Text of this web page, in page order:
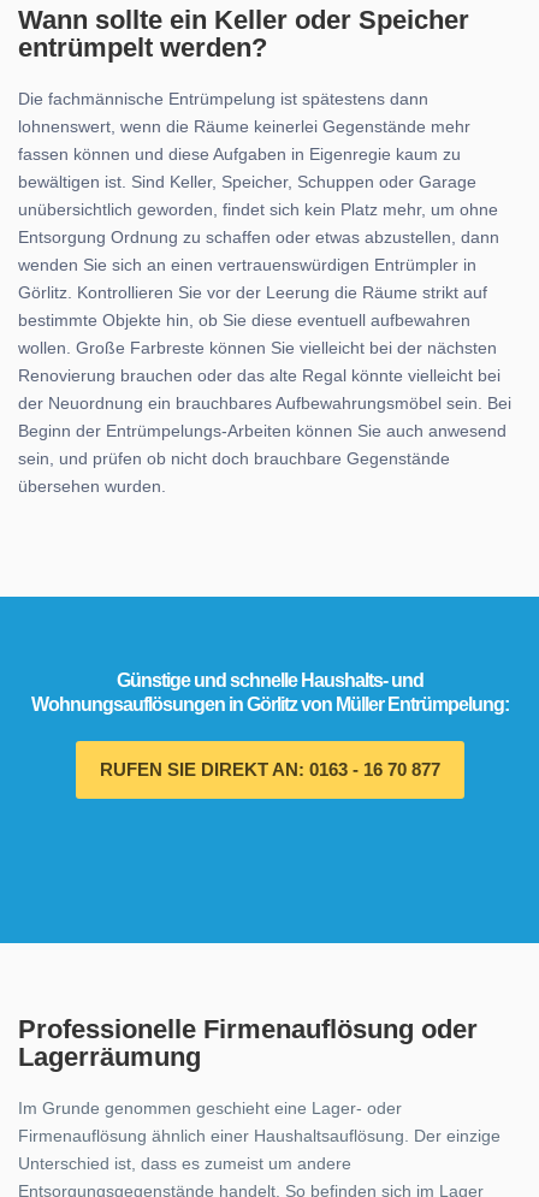
Wann sollte ein Keller oder Speicher
entrümpelt werden?
Die fachmännische Entrümpelung ist spätestens dann
lohnenswert, wenn die Räume keinerlei Gegenstände mehr
fassen können und diese Aufgaben in Eigenregie kaum zu
bewältigen ist. Sind Keller, Speicher, Schuppen oder Garage
unübersichtlich geworden, findet sich kein Platz mehr, um ohne
Entsorgung Ordnung zu schaffen oder etwas abzustellen, dann
wenden Sie sich an einen vertrauenswürdigen Entrümpler in
Görlitz. Kontrollieren Sie vor der Leerung die Räume strikt auf
bestimmte Objekte hin, ob Sie diese eventuell aufbewahren
wollen. Große Farbreste können Sie vielleicht bei der nächsten
Renovierung brauchen oder das alte Regal könnte vielleicht bei
der Neuordnung ein brauchbares Aufbewahrungsmöbel sein. Bei
Beginn der Entrümpelungs-Arbeiten können Sie auch anwesend
sein, und prüfen ob nicht doch brauchbare Gegenstände
übersehen wurden.
Günstige und schnelle Haushalts- und
Wohnungsauflösungen in Görlitz von Müller Entrümpelung:
RUFEN SIE DIREKT AN: 0163 - 16 70 877
Professionelle Firmenauflösung oder
Lagerräumung
Im Grunde genommen geschieht eine Lager- oder
Firmenauflösung ähnlich einer Haushaltsauflösung. Der einzige
Unterschied ist, dass es zumeist um andere
Entsorgungsgegenstände handelt. So befinden sich im Lager